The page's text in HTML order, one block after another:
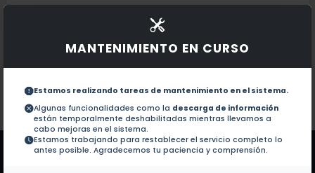
MANTENIMIENTO EN CURSO
Estamos realizando tareas de mantenimiento en el sistema.
Algunas funcionalidades como la descarga de información
están temporalmente deshabilitadas mientras llevamos a
cabo mejoras en el sistema.
Estamos trabajando para restablecer el servicio completo lo
antes posible. Agradecemos tu paciencia y comprensión.
No hay obras de este autor.
Documentos en revistas:
Colaboraciones en Tesis:
No hay tesis de este autor.
Patentes:
No hay patentes de este autor.